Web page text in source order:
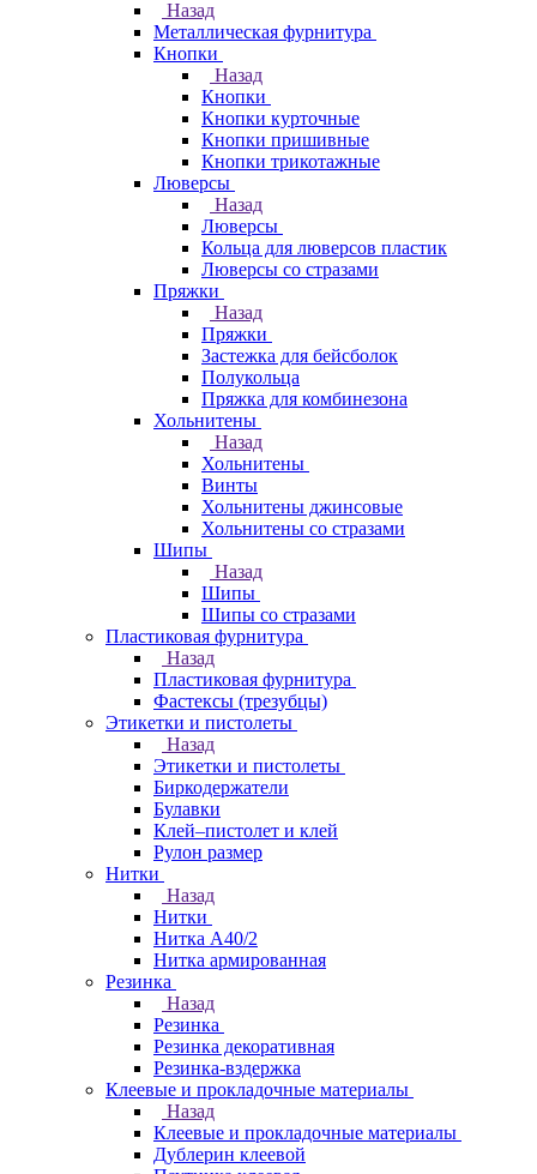
Назад
Металлическая фурнитура
Кнопки
Назад
Кнопки
Кнопки курточные
Кнопки пришивные
Кнопки трикотажные
Люверсы
Назад
Люверсы
Кольца для люверсов пластик
Люверсы со стразами
Пряжки
Назад
Пряжки
Застежка для бейсболок
Полукольца
Пряжка для комбинезона
Хольнитены
Назад
Хольнитены
Винты
Хольнитены джинсовые
Хольнитены со стразами
Шипы
Назад
Шипы
Шипы со стразами
Пластиковая фурнитура
Назад
Пластиковая фурнитура
Фастексы (трезубцы)
Этикетки и пистолеты
Назад
Этикетки и пистолеты
Биркодержатели
Булавки
Клей–пистолет и клей
Рулон размер
Нитки
Назад
Нитки
Нитка А40/2
Нитка армированная
Резинка
Назад
Резинка
Резинка декоративная
Резинка-вздержка
Клеевые и прокладочные материалы
Назад
Клеевые и прокладочные материалы
Дублерин клеевой